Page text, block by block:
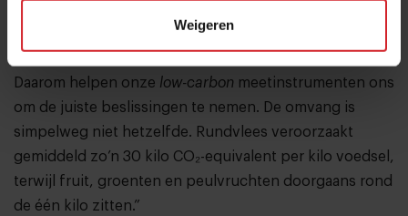
Weigeren
heeft weinig effect. Het verminderen van rundvlees
Daarom helpen onze low-carbon meetinstrumenten ons
om de juiste beslissingen te nemen. De omvang is
simpelweg niet hetzelfde. Rundvlees veroorzaakt
gemiddeld zo’n 30 kilo CO₂-equivalent per kilo voedsel,
terwijl fruit, groenten en peulvruchten doorgaans rond
de één kilo zitten.”